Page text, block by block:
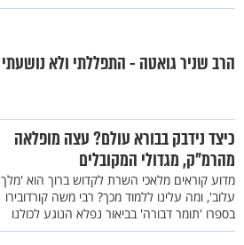
הרב שניר גואטה - התפללתי ולא נושעתי
כיצד נידבק בבורא עולם? עצה מופלאה
מהרמ"ק, מגדולי המקובלים
מדוע קוראים מלאכי השרת לקדוש ברוך הוא 'מלך
עלוב', ומה עלינו ללמוד מכך? רבי משה קורדובירו
בספרו 'תומר דבורה' בביאור נפלא הנוגע לכולנו